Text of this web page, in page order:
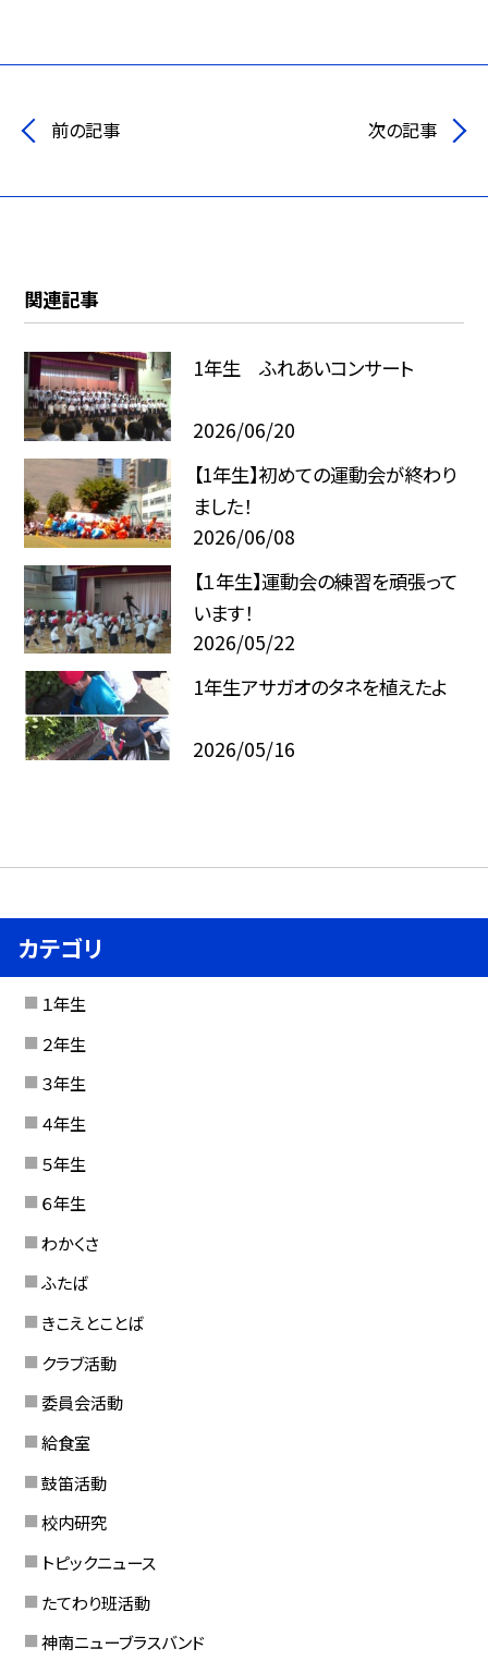
前の記事 次の記事
関連記事
1年生 ふれあいコンサート
2026/06/20
【1年生】初めての運動会が終わり
ました！
2026/06/08
【１年生】運動会の練習を頑張って
います！
2026/05/22
1年生アサガオのタネを植えたよ
2026/05/16
カテゴリ
１年生
２年生
３年生
４年生
５年生
６年生
わかくさ
ふたば
きこえとことば
クラブ活動
委員会活動
給食室
鼓笛活動
校内研究
トピックニュース
たてわり班活動
神南ニューブラスバンド